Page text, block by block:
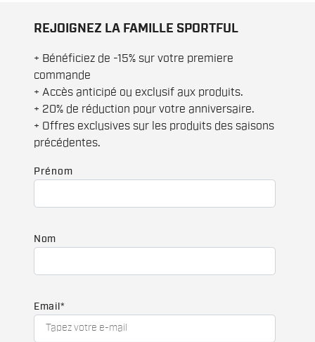
REJOIGNEZ LA FAMILLE SPORTFUL
+ Bénéficiez de -15% sur votre premiere
commande
+ Accès anticipé ou exclusif aux produits.
+ 20% de réduction pour votre anniversaire.
+ Offres exclusives sur les produits des saisons
précédentes.
Prénom
Nom
Email *